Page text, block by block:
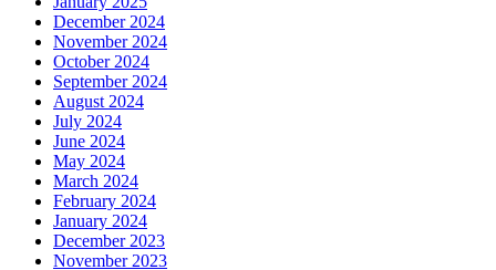
December 2024
November 2024
October 2024
September 2024
August 2024
July 2024
June 2024
May 2024
March 2024
February 2024
January 2024
December 2023
November 2023